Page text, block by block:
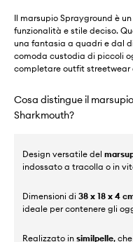
Il marsupio Sprayground è un
funzionalità e stile deciso.
una fantasia a quadri e dal
comoda custodia di piccoli
completare outfit streetwear
Cosa distingue il
Sharkmouth?
Design versatile del
indossato a tracolla o in
Dimensioni di 38 x 18 x 4
ideale per contenere gli
Realizzato in similpelle,